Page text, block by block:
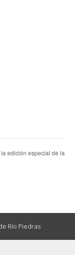
edición especial de la
Río Piedras